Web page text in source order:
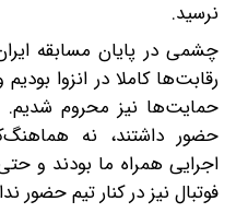
نرسید.
چشمی در پایان مسابقه
رقابت‌ها کاملا در انزوا
حمایت‌ها نیز محروم شدیم.
حضور داشتند، نه
اجرایی همراه ما بودند و
فوتبال نیز در کنار تیم حضور